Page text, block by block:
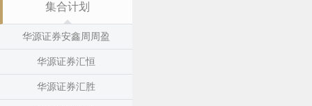
集合计划
华源证券安鑫周周盈
华源证券汇恒
华源证券汇胜